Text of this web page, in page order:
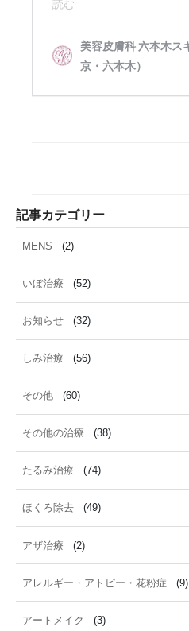
記事カテゴリー
MENS (2)
いぼ治療 (52)
お知らせ (32)
しみ治療 (56)
その他 (60)
その他の治療 (38)
たるみ治療 (74)
ほくろ除去 (49)
アザ治療 (2)
アレルギー・アトピー・花粉症 (9)
アートメイク (3)